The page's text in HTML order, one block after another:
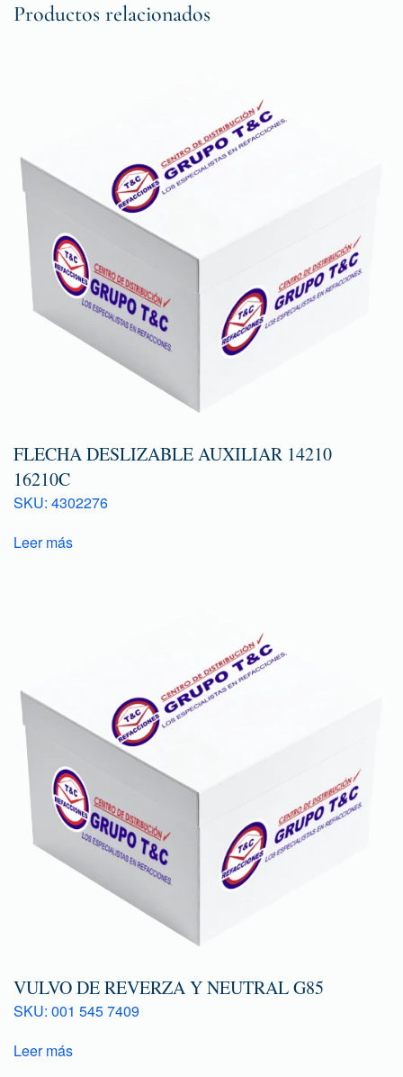
Productos relacionados
FLECHA DESLIZABLE AUXILIAR 14210
16210C
SKU: 4302276
Leer más
VULVO DE REVERZA Y NEUTRAL G85
SKU: 001 545 7409
Leer más